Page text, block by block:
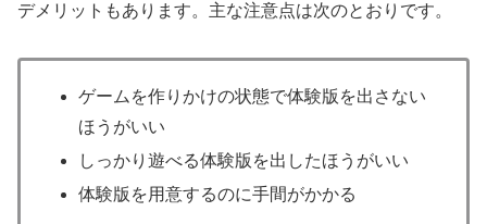
デメリットもあります。主な注意点は次のとおりです。
ゲームを作りかけの状態で体験版を出さない
ほうがいい
しっかり遊べる体験版を出したほうがいい
体験版を用意するのに手間がかかる